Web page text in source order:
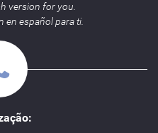
version for you.
en español para ti.